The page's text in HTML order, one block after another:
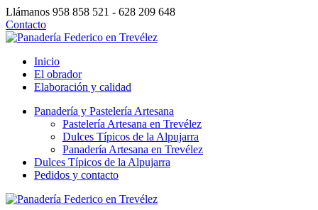
Llámanos 958 858 521 - 628 209 648
Contacto
Inicio
El obrador
Elaboración y calidad
Panadería y Pastelería Artesana
Pastelería Artesana en Trevélez
Dulces Típicos de la Alpujarra
Panadería Artesana en Trevélez
Dulces Típicos de la Alpujarra
Pedidos y contacto